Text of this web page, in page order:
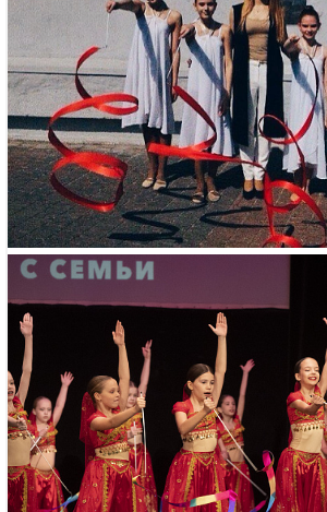
ТОРОСЯН АНГЕЛИНА
• Мастер
по
•